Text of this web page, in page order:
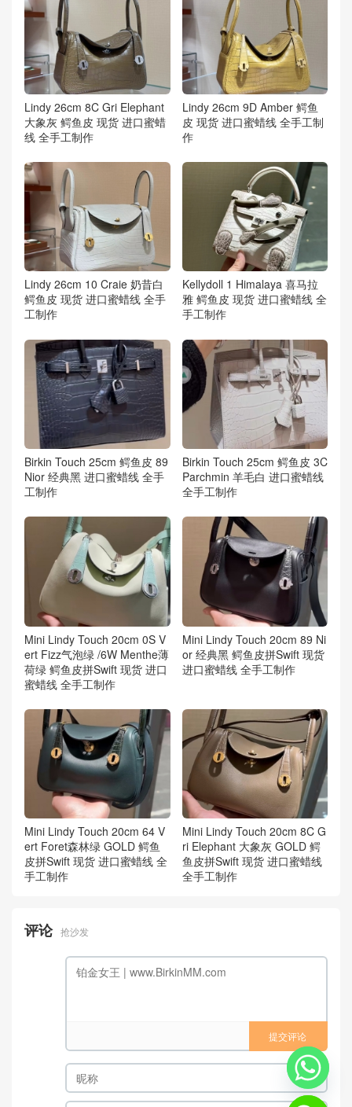
Lindy 26cm 8C Gri Elephant
大象灰 鳄鱼皮 现货 进口蜜蜡
线 全手工制作
Lindy 26cm 9D Amber 鳄鱼
皮 现货 进口蜜蜡线 全手工制
作
Lindy 26cm 10 Craie 奶昔白
鳄鱼皮 现货 进口蜜蜡线 全手
工制作
Kellydoll 1 Himalaya 喜马拉
雅 鳄鱼皮 现货 进口蜜蜡线 全
手工制作
Birkin Touch 25cm 鳄鱼皮 89
Nior 经典黑 进口蜜蜡线 全手
工制作
Birkin Touch 25cm 鳄鱼皮 3C
Parchmin 羊毛白 进口蜜蜡线
全手工制作
Mini Lindy Touch 20cm 0S V
ert Fizz气泡绿 /6W Menthe薄
荷绿 鳄鱼皮拼Swift 现货 进口
蜜蜡线 全手工制作
Mini Lindy Touch 20cm 89 Ni
or 经典黑 鳄鱼皮拼Swift 现货
进口蜜蜡线 全手工制作
Mini Lindy Touch 20cm 64 V
ert Foret森林绿 GOLD 鳄鱼
皮拼Swift 现货 进口蜜蜡线 全
手工制作
Mini Lindy Touch 20cm 8C G
ri Elephant 大象灰 GOLD 鳄
鱼皮拼Swift 现货 进口蜜蜡线
全手工制作
评论 抢沙发
提交评论